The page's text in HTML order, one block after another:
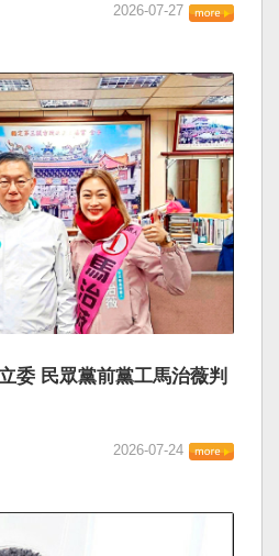
2026-07-27
委 民眾黨前黨工馬治薇判
2026-07-24